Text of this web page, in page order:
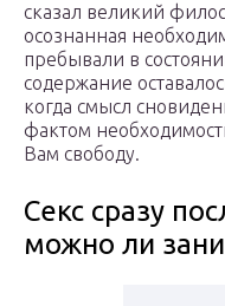
сказал великий
осознанная
пребывали в
содержание
когда смысл
фактом
Вам свободу.
Секс сразу
можно ли